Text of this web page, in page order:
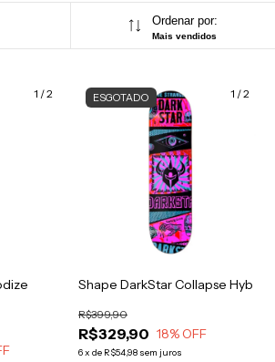
Ordenar por:
Mais vendidos
1 /2 1 /2
ESGOTADO
Shape DarkStar Collapse Hyb
R$329,90
R$399,90
18% OFF
6x de R$54,98 sem juros